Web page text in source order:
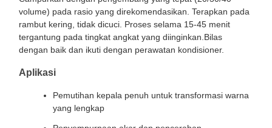
volume) pada rasio yang direkomendasikan. Terapkan pada
rambut kering, tidak dicuci. Proses selama 15-45 menit
tergantung pada tingkat angkat yang diinginkan.Bilas
dengan baik dan ikuti dengan perawatan kondisioner.
Aplikasi
Pemutihan kepala penuh untuk transformasi warna
yang lengkap